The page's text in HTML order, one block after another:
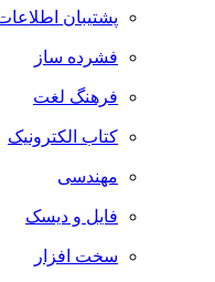
پشتیبان اطلاعات
فشرده ساز
فرهنگ لغت
کتاب الکترونیک
مهندسی
فایل و دیسک
سخت افزار